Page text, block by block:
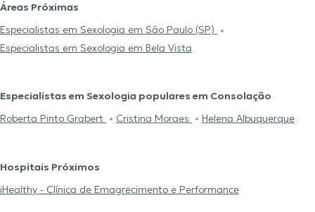
Áreas Próximas
Especialistas em Sexologia em São Paulo (SP)
Especialistas em Sexologia em Bela Vista
Especialistas em Sexologia populares em Consolação
Roberta Pinto Grabert
Cristina Moraes Helena Albuquerque
Hospitais Próximos
iHealthy - Clínica de Emagrecimento e Performance